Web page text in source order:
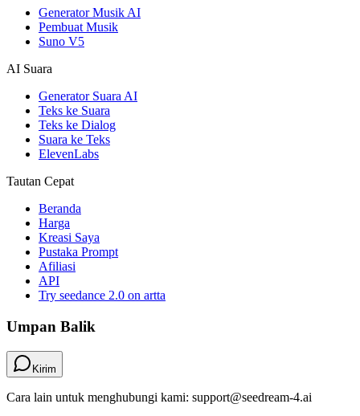
Generator Musik AI
Pembuat Musik
Suno V5
AI Suara
Generator Suara AI
Teks ke Suara
Teks ke Dialog
Suara ke Teks
ElevenLabs
Tautan Cepat
Beranda
Harga
Kreasi Saya
Pustaka Prompt
Afiliasi
API
Try seedance 2.0 on artta
Umpan Balik
Kirim
Cara lain untuk menghubungi kami: support@seedream-4.ai